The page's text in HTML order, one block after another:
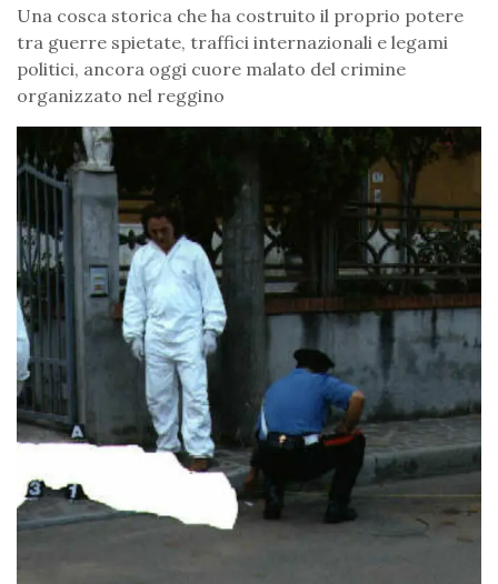
Una cosca storica che ha costruito il proprio potere
tra guerre spietate, traffici internazionali e legami
politici, ancora oggi cuore malato del crimine
organizzato nel reggino